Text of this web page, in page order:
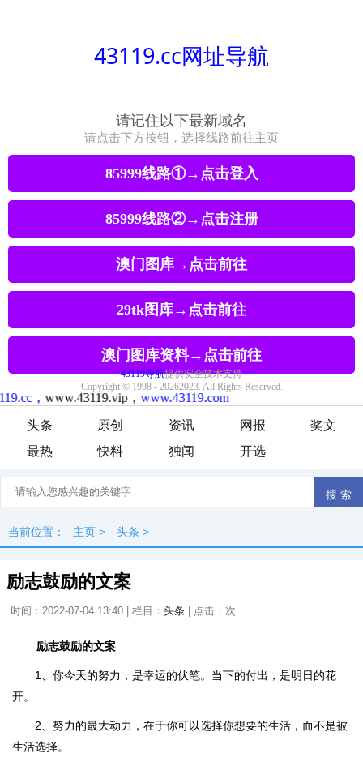
头条 原创 资讯 网报
奖文
最热
快料 独闻 开选
当前位置： 主页 > 头条 >
励志鼓励的文案
时间：2022-07-04 13:40 | 栏目： 头条 | 点击： 次
励志鼓励的文案
1、你今天的努力，是幸运的伏笔。当下的付出，是明日的花
开。
2、努力的最大动力，在于你可以选择你想要的生活，而不是被
生活选择。